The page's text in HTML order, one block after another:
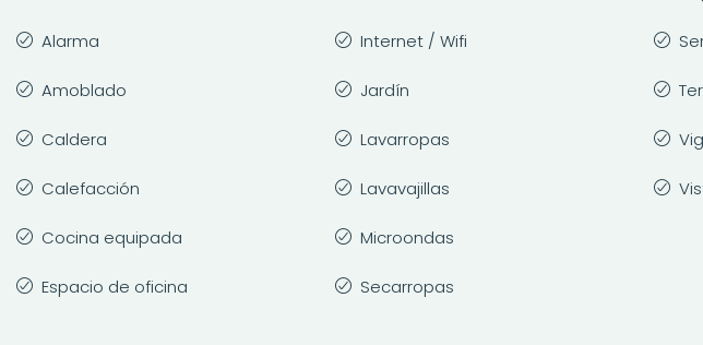
Alarma
Amoblado
Caldera
Calefacción
Cocina equipada
Espacio de oficina
Internet / Wifi
Jardín
Lavarropas
Lavavajillas
Microondas
Secarropas